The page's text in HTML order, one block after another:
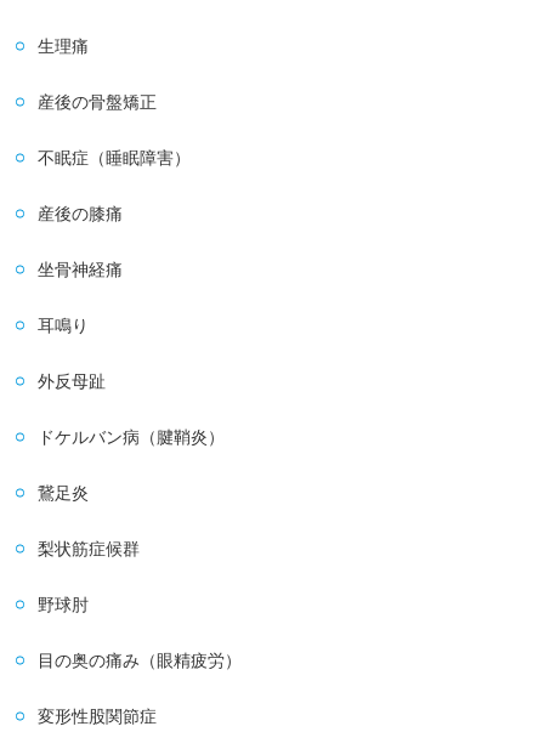
生理痛
産後の骨盤矯正
不眠症（睡眠障害）
産後の膝痛
坐骨神経痛
耳鳴り
外反母趾
ドケルバン病（腱鞘炎）
鵞足炎
梨状筋症候群
野球肘
目の奥の痛み（眼精疲労）
変形性股関節症